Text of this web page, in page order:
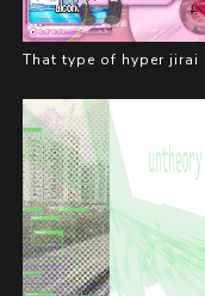
That type of hyper jirai